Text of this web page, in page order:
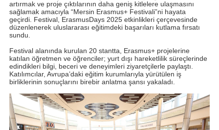
artırmak ve proje çıktılarının daha geniş kitlelere ulaşmasını
sağlamak amacıyla “Mersin Erasmus+ Festivali”ni hayata
geçirdi. Festival, ErasmusDays 2025 etkinlikleri çerçevesinde
düzenlenerek uluslararası eğitimdeki başarıları kutlama fırsatı
sundu.
Festival alanında kurulan 20 stantta, Erasmus+ projelerine
katılan öğretmen ve öğrenciler; yurt dışı hareketlilik süreçlerinde
edindikleri bilgi, beceri ve deneyimleri ziyaretçilerle paylaştı.
Katılımcılar, Avrupa’daki eğitim kurumlarıyla yürütülen iş
birliklerinin sonuçlarını birebir anlatma şansı yakaladı.